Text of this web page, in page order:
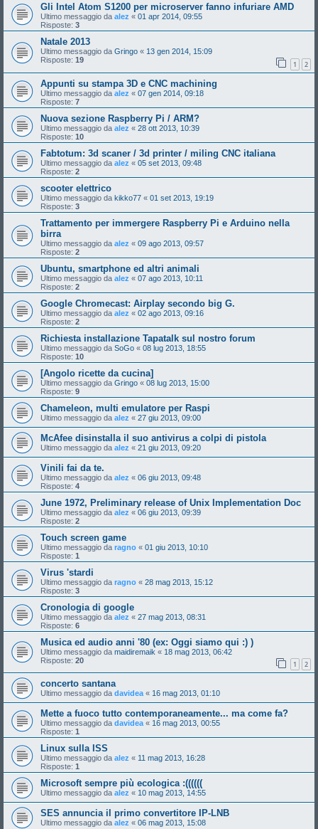
Gli Intel Atom S1200 per microserver fanno infuriare AMD
Ultimo messaggio da alez « 01 apr 2014, 09:55
Risposte: 3
Natale 2013
Ultimo messaggio da Gringo « 13 gen 2014, 15:09
Risposte: 19 1 2
Appunti su stampa 3D e CNC machining
Ultimo messaggio da alez « 07 gen 2014, 09:18
Risposte: 7
Nuova sezione Raspberry Pi / ARM?
Ultimo messaggio da alez « 28 ott 2013, 10:39
Risposte: 10
Fabtotum: 3d scaner / 3d printer / miling CNC italiana
Ultimo messaggio da alez « 05 set 2013, 09:48
Risposte: 2
scooter elettrico
Ultimo messaggio da kikko77 « 01 set 2013, 19:19
Risposte: 3
Trattamento per immergere Raspberry Pi e Arduino nella
birra
Ultimo messaggio da alez « 09 ago 2013, 09:57
Risposte: 2
Ubuntu, smartphone ed altri animali
Ultimo messaggio da alez « 07 ago 2013, 10:11
Risposte: 2
Google Chromecast: Airplay secondo big G.
Ultimo messaggio da alez « 02 ago 2013, 09:16
Risposte: 2
Richiesta installazione Tapatalk sul nostro forum
Ultimo messaggio da SoGo « 08 lug 2013, 18:55
Risposte: 10
[Angolo ricette da cucina]
Ultimo messaggio da Gringo « 08 lug 2013, 15:00
Risposte: 9
Chameleon, multi emulatore per Raspi
Ultimo messaggio da alez « 27 giu 2013, 09:00
McAfee disinstalla il suo antivirus a colpi di pistola
Ultimo messaggio da alez « 21 giu 2013, 09:20
Vinili fai da te.
Ultimo messaggio da alez « 06 giu 2013, 09:48
Risposte: 4
June 1972, Preliminary release of Unix Implementation Doc
Ultimo messaggio da alez « 06 giu 2013, 09:39
Risposte: 2
Touch screen game
Ultimo messaggio da ragno « 01 giu 2013, 10:10
Risposte: 1
Virus 'stardi
Ultimo messaggio da ragno « 28 mag 2013, 15:12
Risposte: 3
Cronologia di google
Ultimo messaggio da alez « 27 mag 2013, 08:31
Risposte: 6
Musica ed audio anni '80 (ex: Oggi siamo qui :) )
Ultimo messaggio da maidiremaik « 18 mag 2013, 06:42
Risposte: 20 1 2
concerto santana
Ultimo messaggio da davidea « 16 mag 2013, 01:10
Mette a fuoco tutto contemporaneamente... ma come fa?
Ultimo messaggio da davidea « 16 mag 2013, 00:55
Risposte: 1
Linux sulla ISS
Ultimo messaggio da alez « 11 mag 2013, 16:28
Risposte: 1
Microsoft sempre più ecologica :((((((
Ultimo messaggio da alez « 10 mag 2013, 14:55
SES annuncia il primo convertitore IP-LNB
Ultimo messaggio da alez « 06 mag 2013, 15:08